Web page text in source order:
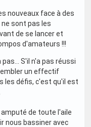
nouveaux face à des
sont pas les
de se lancer et
d'amateurs !!!
S'il n'a pas réussi
un effectif
les défis, c'est qu'il est
amputé de toute l'aile
nous bassiner avec